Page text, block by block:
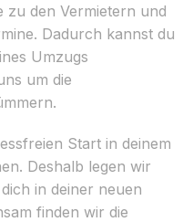
zu den Vermietern und
Dadurch kannst du
Umzugs
um die
Start in deinem
Deshalb legen wir
in deiner neuen
finden wir die